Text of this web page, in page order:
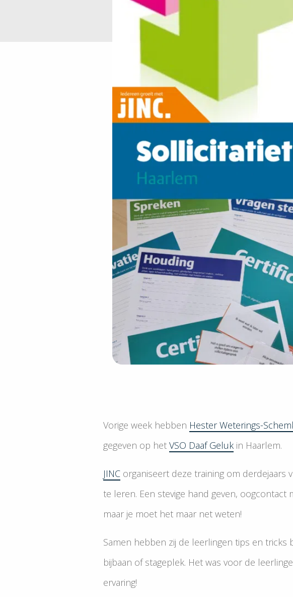
Vorige week hebben Hester Weterings-
gegeven op hetVSO Daaf Geluk in Haarlem.
JINC organiseert deze training om
te leren. Een stevige hand geven,
maar je moet het maar net weten!
Samen hebben zij de leerlingen tips en
bijbaan of stageplek. Het was voor de
ervaring!